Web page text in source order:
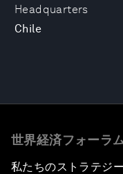
Headquarters
Chile
世界経済フォーラ
私たちのストラテジー